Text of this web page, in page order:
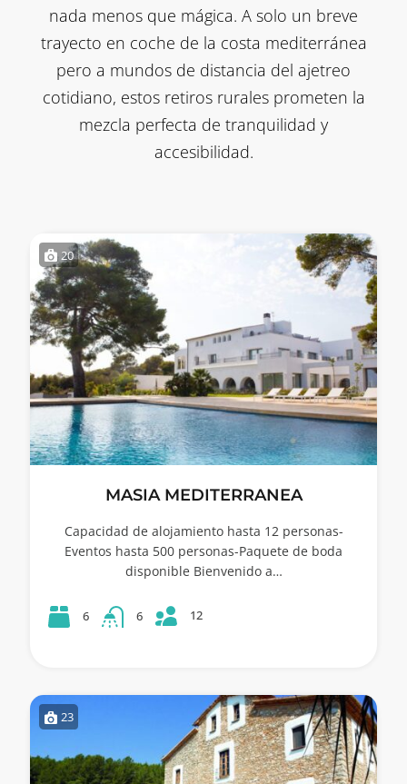
nada menos que mágica. A solo un breve
trayecto en coche de la costa mediterránea
pero a mundos de distancia del ajetreo
cotidiano, estos retiros rurales prometen la
mezcla perfecta de tranquilidad y
accesibilidad.
20
MASIA MEDITERRANEA
Capacidad de alojamiento hasta 12 personas-
Eventos hasta 500 personas-Paquete de boda
disponible Bienvenido a…
6 6 12
23